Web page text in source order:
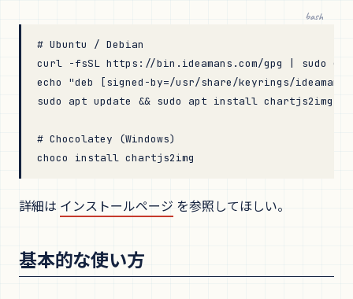
bash
# Ubuntu / Debian
curl -fsSL https://bin.ideamans.com/gpg sudo gpg
echo
"deb [signed-by=/usr/share/keyrings/
sudo
apt update && sudo apt install chartjs2img
# Chocolatey (Windows)
choco
install chartjs2img
詳細は インストールページ を参照してほしい。
基本的な使い方